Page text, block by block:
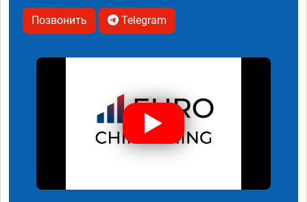
Позвонить Telegram